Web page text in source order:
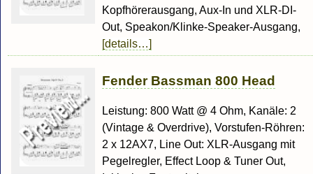
Kopfhörerausgang, Aux-In und XLR-DI-
Out, Speakon/Klinke-Speaker-Ausgang,
[details…]
Fender Bassman 800 Head
Leistung: 800 Watt @ 4 Ohm, Kanäle: 2
(Vintage & Overdrive), Vorstufen-Röhren:
2 x 12AX7, Line Out: XLR-Ausgang mit
Pegelregler, Effect Loop & Tuner Out,